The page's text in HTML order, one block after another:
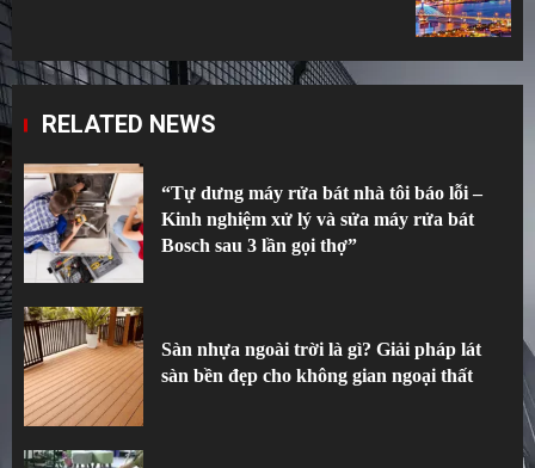
RELATED NEWS
“Tự dưng máy rửa bát nhà tôi báo lỗi –
Kinh nghiệm xử lý và sửa máy rửa bát
Bosch sau 3 lần gọi thợ”
Sàn nhựa ngoài trời là gì? Giải pháp lát
sàn bền đẹp cho không gian ngoại thất